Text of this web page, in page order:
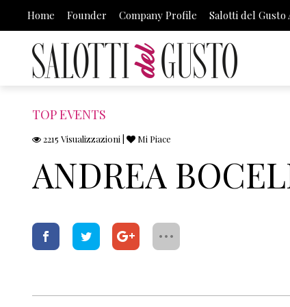
Home Founder Company Profile Salotti del Gusto
TOP EVENTS
2215 Visualizzazioni | Mi Piace
ANDREA
a
o
w o
+